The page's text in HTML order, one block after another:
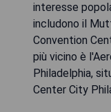
interesse
includono il
Convention
più vicino è
Philadelphia,
Center City